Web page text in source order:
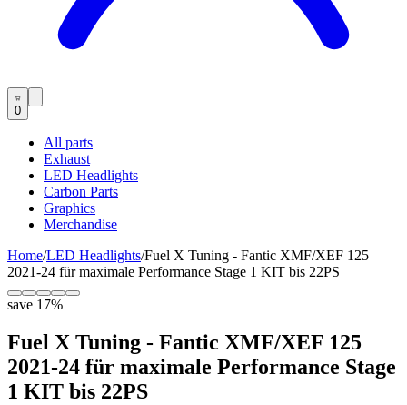
0
All parts
Exhaust
LED Headlights
Carbon Parts
Graphics
Merchandise
Home/LED Headlights/Fuel X Tuning - Fantic XMF/XEF 125
2021-24 für maximale Performance Stage 1 KIT bis 22PS
save 17%
Fuel X Tuning - Fantic XMF/XEF 125
2021-24 für maximale Performance Stage
1 KIT bis 22PS